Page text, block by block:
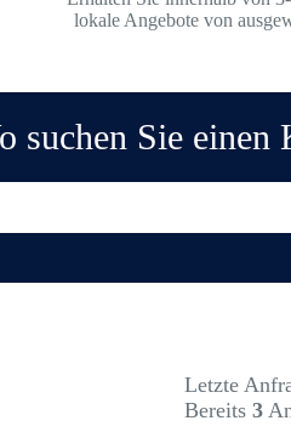
lokale Angebote von
suchen Sie einen
Letzte
Bereits 3